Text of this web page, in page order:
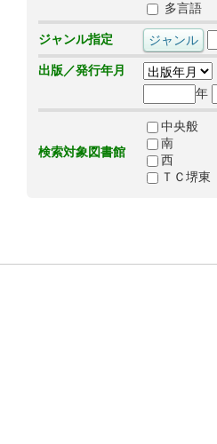
多言語
ジャンル指定
出版／発行年月
年
検索対象図書館
中央般
南
西
ＴＣ堺東